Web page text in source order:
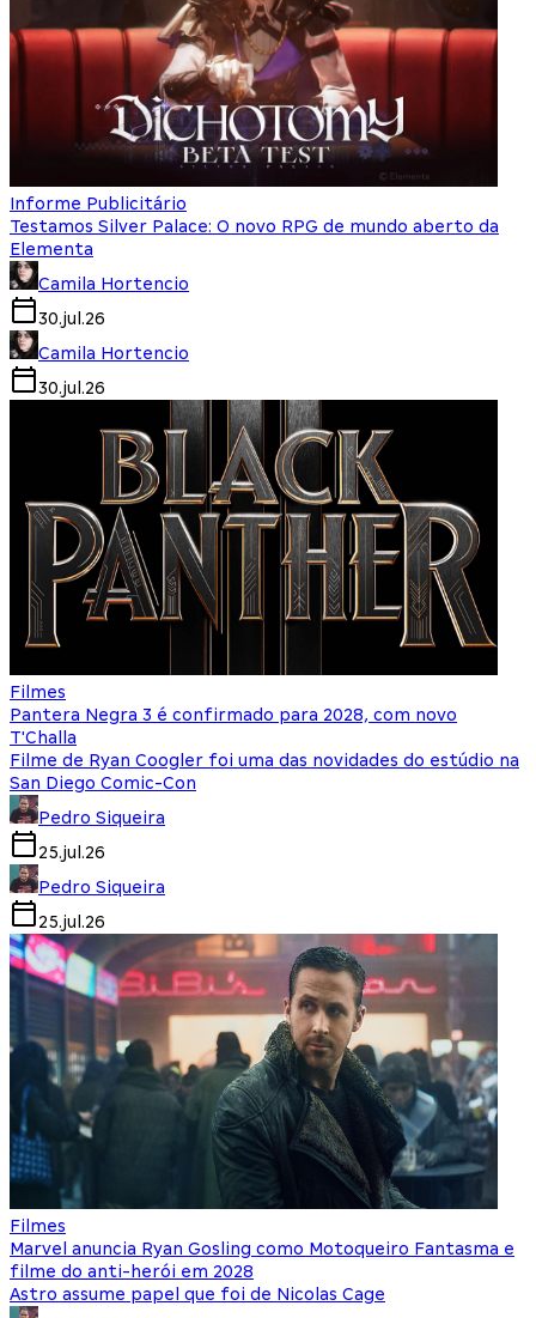
Informe Publicitário
Testamos Silver Palace: O novo RPG de mundo aberto da
Elementa
Camila Hortencio
30.jul.26
Camila Hortencio
30.jul.26
Filmes
Pantera Negra 3 é confirmado para 2028, com novo
T'Challa
Filme de Ryan Coogler foi uma das novidades do estúdio na
San Diego Comic-Con
Pedro Siqueira
25.jul.26
Pedro Siqueira
25.jul.26
Filmes
Marvel anuncia Ryan Gosling como Motoqueiro Fantasma e
filme do anti-herói em 2028
Astro assume papel que foi de Nicolas Cage